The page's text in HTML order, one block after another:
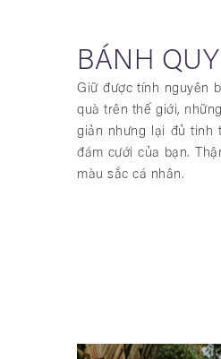
BÁNH
Giữ được tính nguyên
quà trên thế giới,
giản nhưng lại đủ tinh
đám cưới của bạn.
màu sắc cá nhân.